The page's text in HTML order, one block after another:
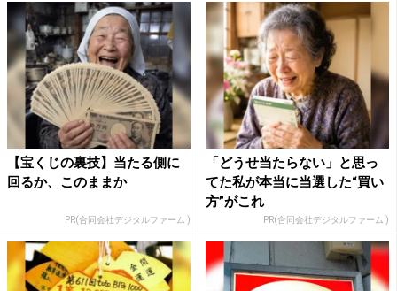
【宝くじの裏技】当たる側に
回るか、このままか
PR(合同会社デジタルファーム )
「どうせ当たらない」と思っ
てた私が本当に当選した“買い
方”がこれ
PR(合同会社デジタルファーム )